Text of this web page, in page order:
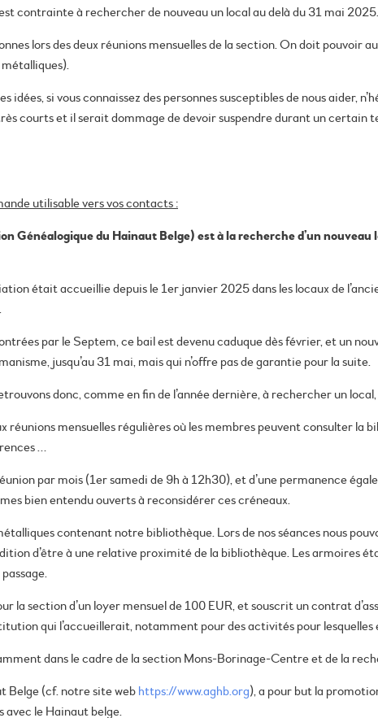
contrainte à rechercher de nouveau un local au delà du 31 mai 2025.
lors des deux réunions mensuelles de la section. On doit pouvoir
idées, si vous connaissez des personnes susceptibles de nous aider,
courts et il serait dommage de devoir suspendre durant un certain
utilisable vers vos contacts :
Généalogique du Hainaut Belge) est à la recherche d’un
était accueillie depuis le 1er janvier 2025 dans les locaux de
par le Septem, ce bail est devenu caduque dès février, et un
jusqu’au 31 mai, mais qui n’offre pas de garantie pour la suite.
donc, comme en fin de l’année dernière, à rechercher un
réunions mensuelles régulières où les membres peuvent consulter la
…
par mois (1er samedi de 9h à 12h30), et d’une permanence
bien entendu ouverts à reconsidérer ces créneaux.
contenant notre bibliothèque. Lors de nos séances nous
d’être à une relative proximité de la bibliothèque. Les armoires
la section d’un loyer mensuel de 100 EUR, et souscrit un contrat
qui l’accueillerait, notamment pour des activités pour
dans le cadre de la section Mons-Borinage-Centre et de la
Belge (cf. notre site web https://www.aghb.org), a pour but la
avec le Hainaut belge.